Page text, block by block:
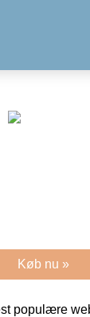
Køb nu »
populære